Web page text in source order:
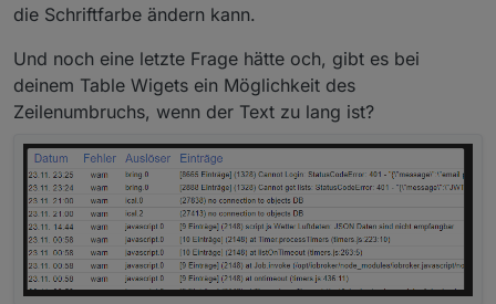
die Schriftfarbe ändern kann.
Und noch eine letzte Frage hätte och, gibt es bei
deinem Table Wigets ein Möglichkeit des
Zeilenumbruchs, wenn der Text zu lang ist?